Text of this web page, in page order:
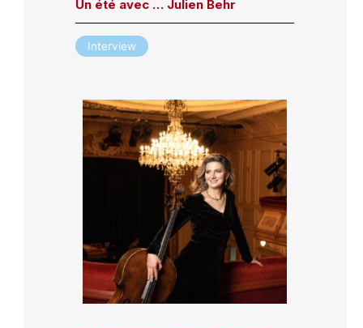
Un été avec … Julien Behr
Interview